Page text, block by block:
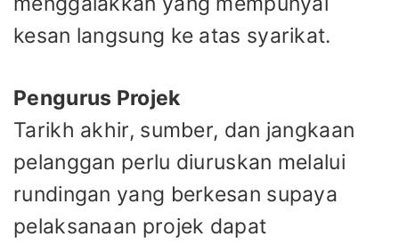
kesan langsung ke atas syarikat.
Pengurus Projek
Tarikh akhir, sumber, dan jangkaan
pelanggan perlu diuruskan melalui
rundingan yang berkesan supaya
pelaksanaan projek dapat